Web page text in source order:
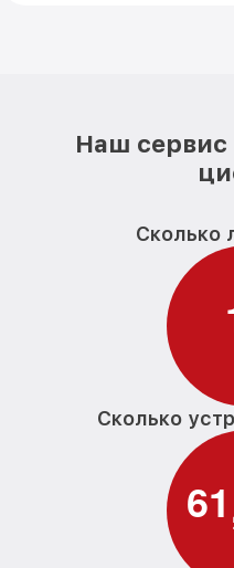
Наш сервис
Сколько
Сколько
61